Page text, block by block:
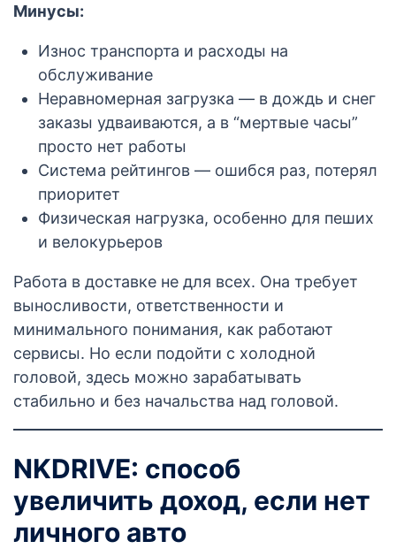
Минусы:
Износ транспорта и расходы на
обслуживание
Неравномерная загрузка — в дождь и снег
заказы удваиваются, а в “мертвые часы”
просто нет работы
Система рейтингов — ошибся раз, потерял
приоритет
Физическая нагрузка, особенно для пеших
и велокурьеров
Работа в доставке не для всех. Она требует
выносливости, ответственности и
минимального понимания, как работают
сервисы. Но если подойти с холодной
головой, здесь можно зарабатывать
стабильно и без начальства над головой.
NKDRIVE: способ
увеличить доход, если нет
личного авто